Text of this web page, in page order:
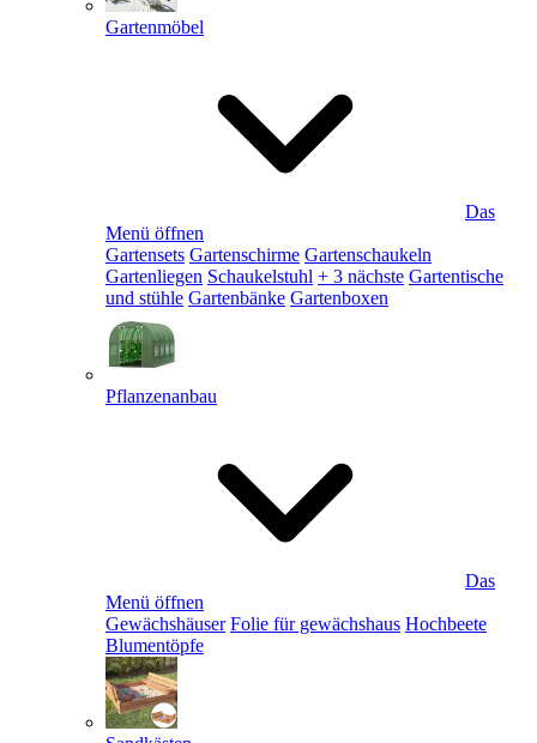
Gartenmöbel
Das
Menü öffnen
Gartensets Gartenschirme Gartenschaukeln
Gartenliegen Schaukelstuhl + 3 nächste Gartentische
und stühle Gartenbänke Gartenboxen
Pflanzenanbau
Das
Menü öffnen
Gewächshäuser Folie für gewächshaus Hochbeete
Blumentöpfe